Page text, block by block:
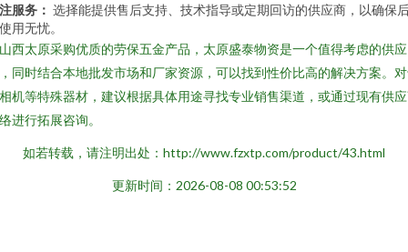
服务： 选择能提供售后支持、技术指导或定期回访的供应商，以确保
用无忧。
西太原采购优质的劳保五金产品，太原盛泰物资是一个值得考虑的供应
同时结合本地批发市场和厂家资源，可以找到性价比高的解决方案。
机等特殊器材，建议根据具体用途寻找专业销售渠道，或通过现有供
进行拓展咨询。
如若转载，请注明出处：http://www.fzxtp.com/product/43.html
更新时间：2026-08-08 00:53:52